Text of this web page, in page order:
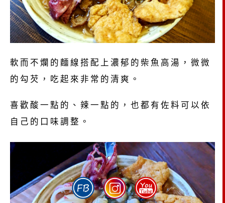
軟而不爛的麵線搭配上濃郁的柴魚高湯，微微
的勾芡，吃起來非常的清爽。
喜歡酸一點的、辣一點的，也都有佐料可以依
自己的口味調整。